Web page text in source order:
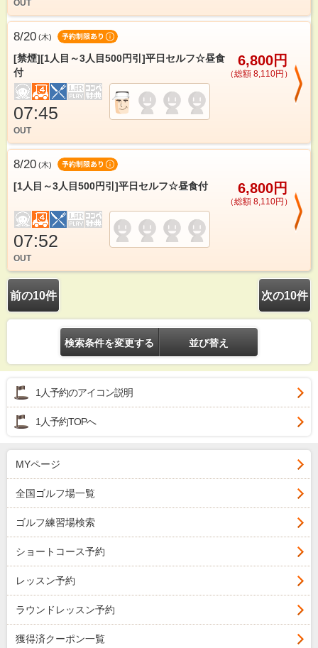
OUT
8/20 (木)
[禁煙][1人目～3人目500円引]平日セルフ☆昼食
付
6,800円
（総額 8,110円）
07:45
OUT
8/20 (木)
[1人目～3人目500円引]平日セルフ☆昼食付 6,800円
（総額 8,110円）
07:52
OUT
前の10件 次の10件
検索条件を変更する 並び替え
1人予約のアイコン説明
1人予約TOPへ
MYページ
全国ゴルフ場一覧
ゴルフ練習場検索
ショートコース予約
レッスン予約
ラウンドレッスン予約
獲得済クーポン一覧